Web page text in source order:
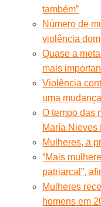
também”
Número de
violência
Quase a
mais
Violência
uma
O tempo das
María Nieves
Mulheres, a
“Mais
patriarcal”,
Mulheres
homens em